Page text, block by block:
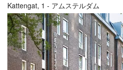
Kattengat, 1 - アムステルダム